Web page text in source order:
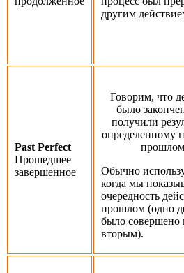
другим
Past Perfect
Прошедшее
завершенное
Говорим, что
было
получили
определенному
Обычно
когда мы
очередность
прошлом (одно
было совершено
вторым).